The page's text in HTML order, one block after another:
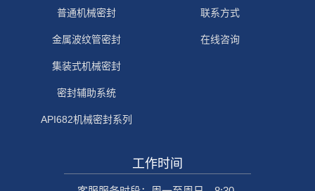
普通机械密封
金属波纹管密封
集装式机械密封
密封辅助系统
API682机械密封系列
联系方式
在线咨询
工作时间